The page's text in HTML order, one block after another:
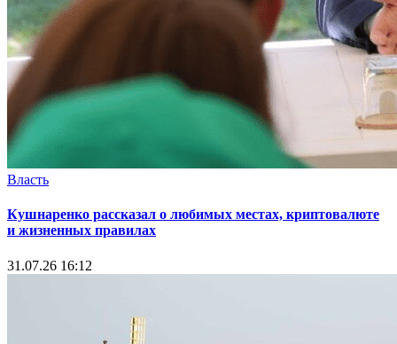
Власть
Кушнаренко рассказал о любимых местах, криптовалюте
и жизненных правилах
31.07.26 16:12